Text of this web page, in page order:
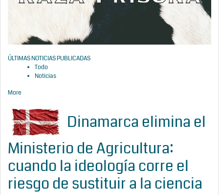
ÚLTIMAS NOTICIAS PUBLICADAS
Todo
Noticias
More
Dinamarca elimina el
Ministerio de Agricultura:
cuando la ideología corre el
riesgo de sustituir a la ciencia